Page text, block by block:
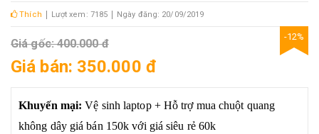
Thích Lượt xem: 7185 Ngày đăng: 20/09/2019
Giá gốc: 400.000 đ
Giá bán: 350.000 đ
-12%
Khuyến mại: Vệ sinh laptop + Hỗ trợ mua chuột quang
không dây giá bán 150k với giá siêu rẻ 60k